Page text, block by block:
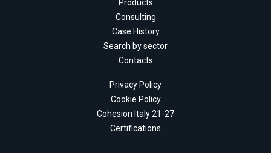
Products
Consulting
Case History
Search by sector
Contacts
Privacy Policy
Cookie Policy
Cohesion Italy 21-27
Certifications